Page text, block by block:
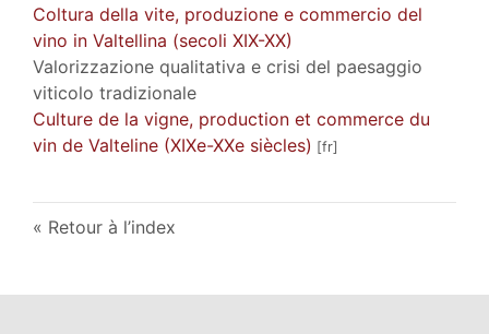
Coltura della vite, produzione e commercio del
vino in Valtellina (secoli XIX-XX)
Valorizzazione qualitativa e crisi del paesaggio
viticolo tradizionale
Culture de la vigne, production et commerce du
vin de Valteline (XIXe-XXe siècles)
Retour à l’index